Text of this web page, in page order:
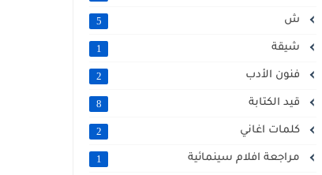
ش 5
شيقة 1
فنون الأدب 2
قيد الكتابة 8
كلمات اغاني 2
مراجعة افلام سينمائية 1